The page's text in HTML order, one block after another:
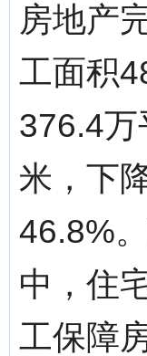
房地产
工面积
376.4
米，下
46.8%
中，住
工保障